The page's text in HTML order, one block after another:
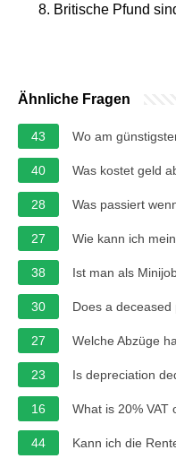
Britische Pfund
Ähnliche Fragen
43 Wo am
40 Was kostet geld
28 Was passiert
27 Wie kann ich
38 Ist man als
30 Does a
27 Welche Abzüge
23 Is depreciation
16 What is 20% VAT
44 Kann ich die